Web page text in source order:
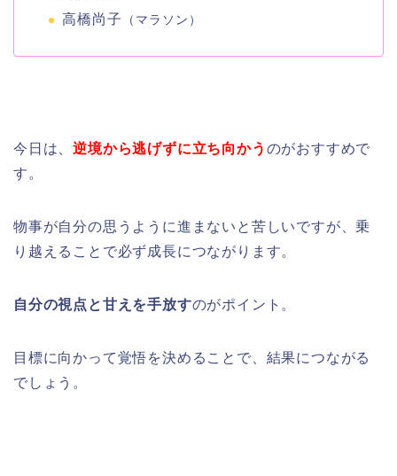
高橋尚子
（マラソン）
今日は、逆境から逃げずに立ち向かう のがおすすめで
す。
物事が自分の思うように進まないと苦しいですが、乗
り越えることで必ず成長につながります。
自分の視点と甘えを手放すのがポイント。
目標に向かって覚悟を決めることで、結果につながる
でしょう。